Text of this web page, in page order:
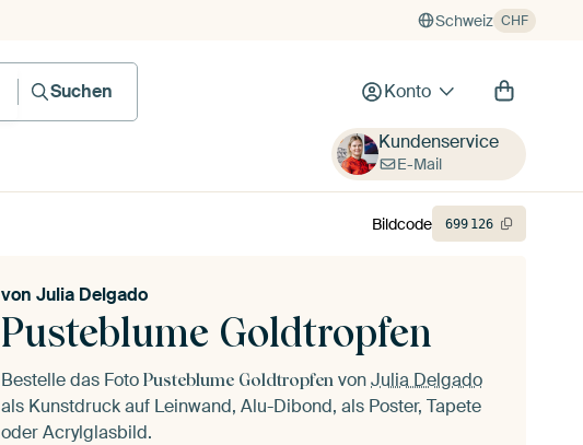
Schweiz CHF
Suchen Konto
Kundenservice
E-Mail
Pusteblume Goldtropfen
von Julia Delgado
Bestelle das Foto Pusteblume Goldtropfen vonJulia Delgado
als Kunstdruck auf Leinwand, Alu-Dibond, als Poster, Tapete
oder Acrylglasbild.
Bildcode 699 126